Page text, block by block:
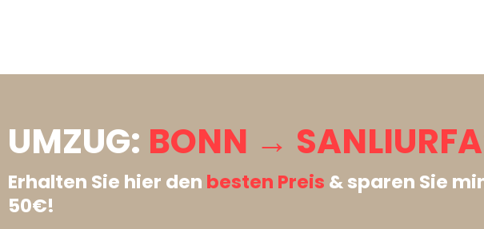
UMZUG: BONN →
Erhalten Sie hier den besten Preis & sparen Sie
50€!